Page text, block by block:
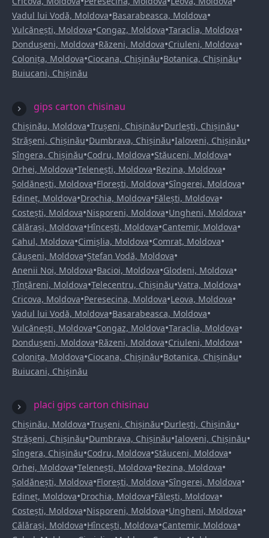
Vadul lui Vodă, Moldova•Basarabeasca, Moldova•
Vulcănești, Moldova•Congaz, Moldova•Taraclia, Moldova•
Dondușeni, Moldova•Răzeni, Moldova•Criuleni, Moldova•
Colonița, Moldova•Ciocana, Chișinău•Botanica, Chișinău•
Buiucani, Chișinău
gips carton chisinau
Chișinău, Moldova•Trușeni, Chișinău•Durlești, Chișinău•
Strășeni, Chișinău•Dumbrava, Chișinău•Ialoveni, Chișinău•
Sîngera, Chișinău•Codru, Moldova•Stăuceni, Moldova•
Orhei, Moldova•Telenești, Moldova•Rezina, Moldova•
Șoldănești, Moldova•Florești, Moldova•Sîngerei, Moldova•
Edineț, Moldova•Drochia, Moldova•Fălești, Moldova•
Costești, Moldova•Nisporeni, Moldova•Ungheni, Moldova•
Călărași, Moldova•Hîncești, Moldova•Cantemir, Moldova•
Cahul, Moldova•Cimișlia, Moldova•Comrat, Moldova•
Căușeni, Moldova•Ștefan Vodă, Moldova•
Anenii Noi, Moldova•Bacioi, Moldova•Glodeni, Moldova•
Țînțăreni, Moldova•Telecentru, Chișinău•Vatra, Moldova•
Cricova, Moldova•Peresecina, Moldova•Leova, Moldova•
Vadul lui Vodă, Moldova•Basarabeasca, Moldova•
Vulcănești, Moldova•Congaz, Moldova•Taraclia, Moldova•
Dondușeni, Moldova•Răzeni, Moldova•Criuleni, Moldova•
Colonița, Moldova•Ciocana, Chișinău•Botanica, Chișinău•
Buiucani, Chișinău
placi gips carton chisinau
Chișinău, Moldova•Trușeni, Chișinău•Durlești, Chișinău•
Strășeni, Chișinău•Dumbrava, Chișinău•Ialoveni, Chișinău•
Sîngera, Chișinău•Codru, Moldova•Stăuceni, Moldova•
Orhei, Moldova•Telenești, Moldova•Rezina, Moldova•
Șoldănești, Moldova•Florești, Moldova•Sîngerei, Moldova•
Edineț, Moldova•Drochia, Moldova•Fălești, Moldova•
Costești, Moldova•Nisporeni, Moldova•Ungheni, Moldova•
Călărași, Moldova•Hîncești, Moldova•Cantemir, Moldova•